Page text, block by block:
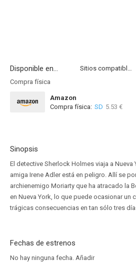
Disponible en...
Sitios compatibles
Compra física
Amazon
Compra física: SD 5.53 €
Sinopsis
El detective Sherlock Holmes viaja a
amiga Irene Adler está en peligro. Allí se
archienemigo Moriarty que ha atracado la
en Nueva York, lo que puede ocasionar un
trágicas consecuencias en tan sólo tres
Fechas de estrenos
No hay ninguna fecha. Añadir